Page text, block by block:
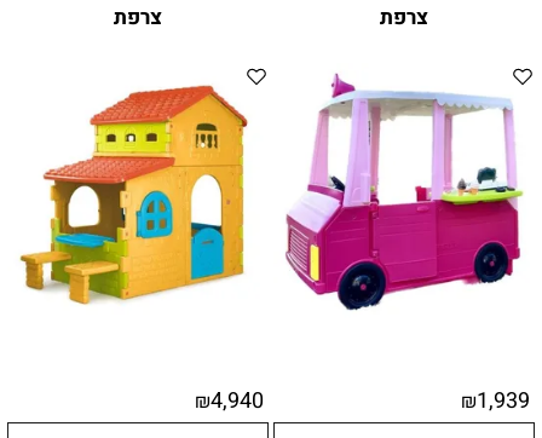
צרפת
₪1,939
צרפת
₪4,940